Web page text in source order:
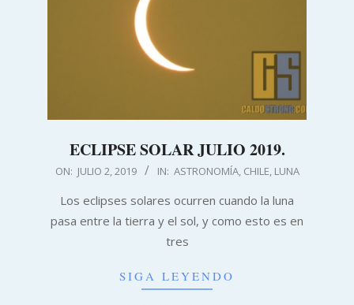
ECLIPSE SOLAR JULIO 2019.
2019-
ON: JULIO 2, 2019 IN: ASTRONOMÍA, CHILE LUNA
Los eclipses solares ocurren cuando la luna
pasa entre la tierra y el sol, y como esto es en
tres
SIGA LEYENDO